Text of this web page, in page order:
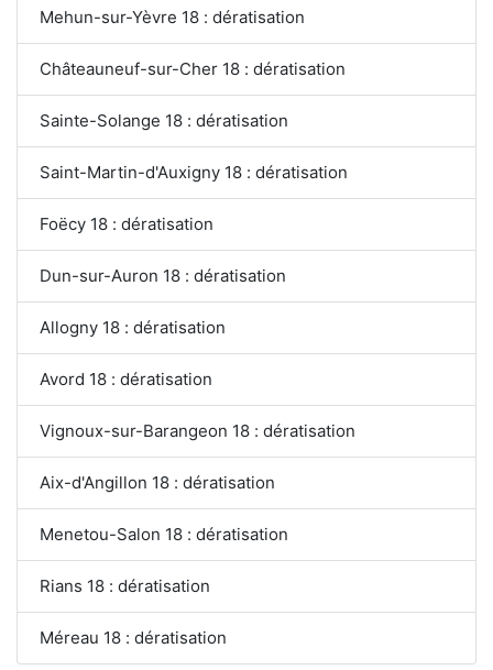
Mehun-sur-Yèvre 18 : dératisation
Châteauneuf-sur-Cher 18 : dératisation
Sainte-Solange 18 : dératisation
Saint-Martin-d'Auxigny 18 : dératisation
Foëcy 18 : dératisation
Dun-sur-Auron 18 : dératisation
Allogny 18 : dératisation
Avord 18 : dératisation
Vignoux-sur-Barangeon 18 : dératisation
Aix-d'Angillon 18 : dératisation
Menetou-Salon 18 : dératisation
Rians 18 : dératisation
Méreau 18 : dératisation